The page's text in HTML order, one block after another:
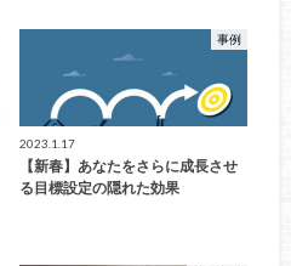
事例
2023.1.17
【新春】あなたをさらに成長させ
る目標設定の隠れた効果